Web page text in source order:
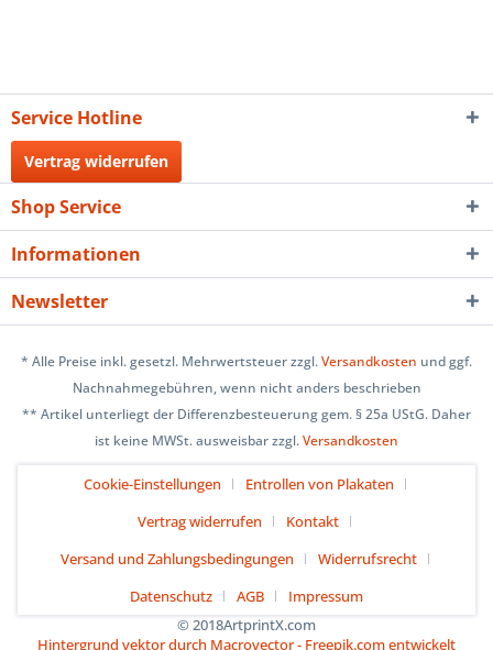
Service Hotline
Vertrag widerrufen
Shop Service
Informationen
Newsletter
* Alle Preise inkl. gesetzl. Mehrwertsteuer zzgl.Versandkosten und ggf.
Nachnahmegebühren, wenn nicht anders beschrieben
** Artikel unterliegt der Differenzbesteuerung gem. § 25a UStG. Daher
ist keine MWSt. ausweisbar zzgl.Versandkosten
Cookie-Einstellungen
Entrollen von Plakaten
Vertrag widerrufen
Kontakt
Versand und Zahlungsbedingungen
Widerrufsrecht
Datenschutz
AGB
Impressum
© 2018ArtprintX.com
Hintergrund vektor durch Macrovector - Freepik.com entwickelt